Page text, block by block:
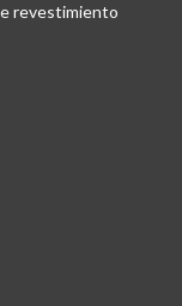
revestimiento